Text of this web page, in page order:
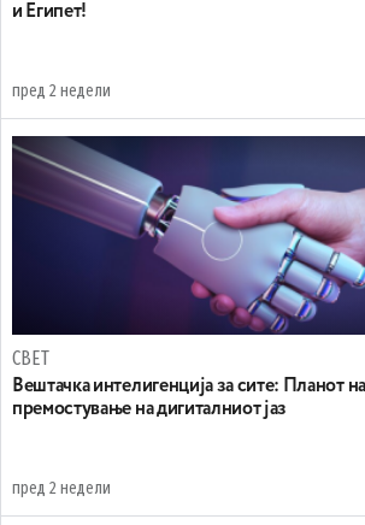
и Египет!
пред 2 недели
СВЕТ
Вештачка интелигенција за сите: Планот
премостување на дигиталниот јаз
пред 2 недели